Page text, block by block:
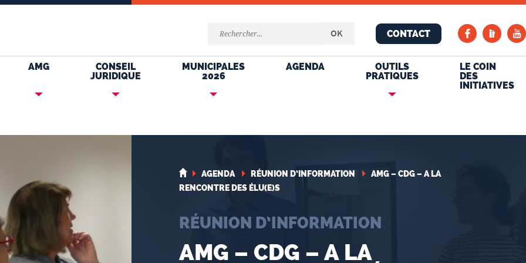
CONTACT
AMG
CONSEIL
JURIDIQUE
MUNICIPALES
2026
AGENDA
OUTILS
PRATIQUES
LE COIN
DES
INITIATIVES
AGENDA RÉUNION D’INFORMATION
AMG – CDG – A LA
RENCONTRE DES ÉLU(E)S
RÉUNION D’INFORMATION
AMG – CDG – A LA